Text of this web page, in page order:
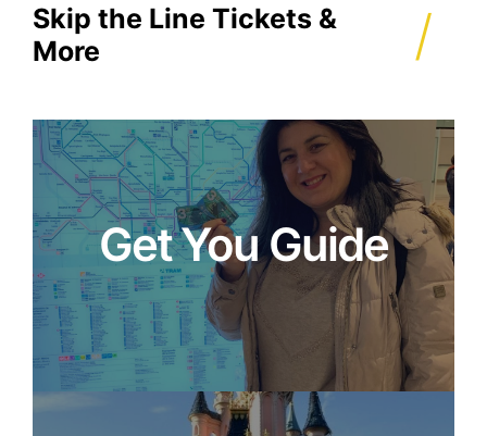
Skip the Line Tickets &
More
/
Get You Guide